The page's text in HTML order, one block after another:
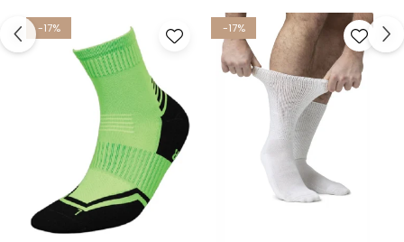
-17% -17%